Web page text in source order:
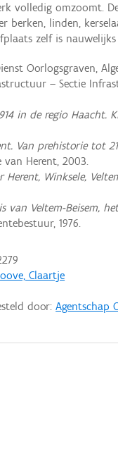
volledig omzoomt.
berken, linden,
zelf is
Oorlogsgraven,
– Sectie
in de regio Haacht.
Van prehistorie tot
van Herent, 2003.
Herent, Winksele,
van Veltem-Beisem,
1976.
Claartje
door:Agentschap